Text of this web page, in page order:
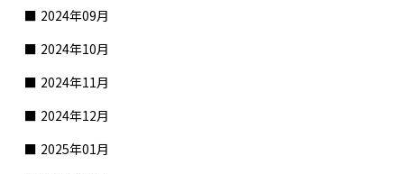
2024年09月
2024年10月
2024年11月
2024年12月
2025年01月